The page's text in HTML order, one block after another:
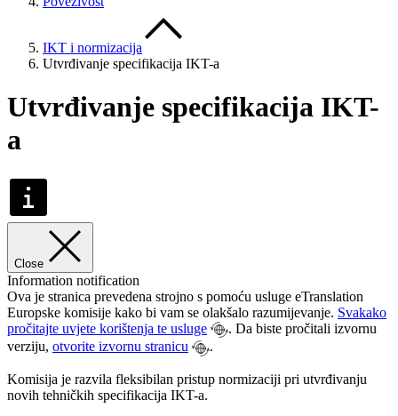
IKT i normizacija
Utvrđivanje specifikacija IKT-a
Utvrđivanje specifikacija IKT-
a
Close
Information notification
Ova je stranica prevedena strojno s pomoću usluge eTranslation
Europske komisije kako bi vam se olakšalo razumijevanje. Svakako
pročitajte uvjete korištenja te usluge
. Da biste pročitali izvornu
verziju, otvorite izvornu stranicu .
Komisija je razvila fleksibilan pristup normizaciji pri utvrđivanju
novih tehničkih specifikacija IKT-a.